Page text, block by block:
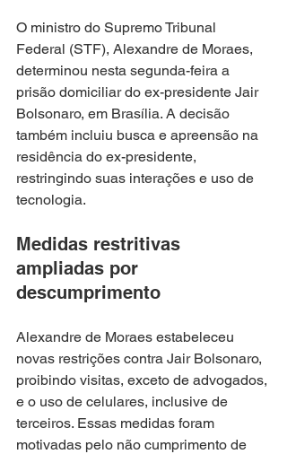
O ministro do Supremo Tribunal
Federal (STF), Alexandre de Moraes,
determinou nesta segunda-feira a
prisão domiciliar do ex-presidente Jair
Bolsonaro, em Brasília. A decisão
também incluiu busca e apreensão na
residência do ex-presidente,
restringindo suas interações e uso de
tecnologia.
Medidas restritivas
ampliadas por
descumprimento
Alexandre de Moraes estabeleceu
novas restrições contra Jair Bolsonaro,
proibindo visitas, exceto de advogados,
e o uso de celulares, inclusive de
terceiros. Essas medidas foram
motivadas pelo não cumprimento de